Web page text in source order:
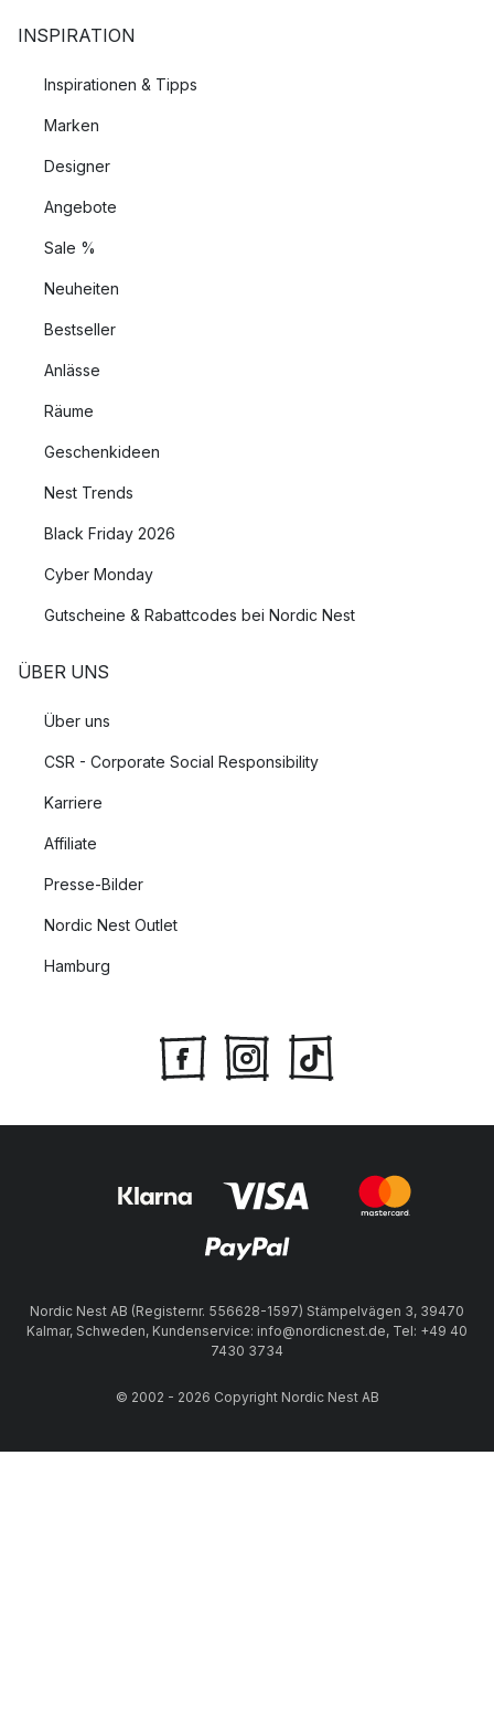
INSPIRATION
Inspirationen & Tipps
Marken
Designer
Angebote
Sale %
Neuheiten
Bestseller
Anlässe
Räume
Geschenkideen
Nest Trends
Black Friday 2026
Cyber Monday
Gutscheine & Rabattcodes bei Nordic Nest
ÜBER UNS
Über uns
CSR - Corporate Social Responsibility
Karriere
Affiliate
Presse-Bilder
Nordic Nest Outlet
Hamburg
Nordic Nest AB (Registernr. 556628-1597) Stämpelvägen 3, 39470
Kalmar, Schweden, Kundenservice: info@nordicnest.de, Tel: +49 40
7430 3734
© 2002 - 2026 Copyright Nordic Nest AB